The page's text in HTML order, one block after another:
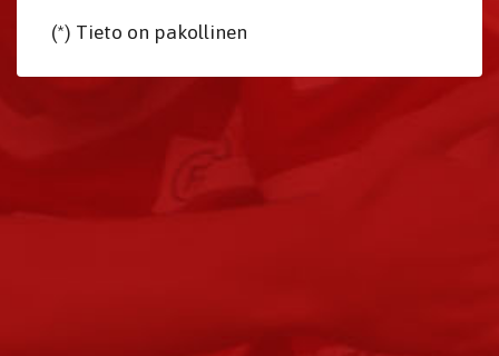
(*) Tieto on pakollinen